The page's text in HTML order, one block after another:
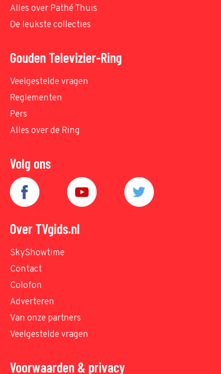
Alles over Pathé Thuis
De leukste collecties
Gouden Televizier-Ring
Veelgestelde vragen
Reglementen
Pers
Alles over de Ring
Volg ons
Over TVgids.nl
SkyShowtime
Contact
Colofon
Adverteren
Van onze partners
Veelgestelde vragen
Voorwaarden & privacy